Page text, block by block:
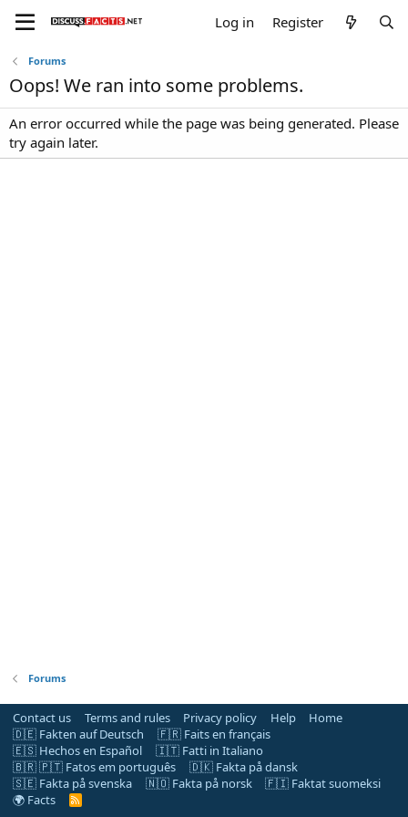
Log in Register
Forums
Oops! We ran into some problems.
An error occurred while the page was being generated. Please
try again later.
Forums
Contact us Terms and rules Privacy policy Help
Home
🇩🇪 Fakten auf Deutsch
🇫🇷 Faits en français
🇪🇸 Hechos en Español
🇮🇹 Fatti in Italiano
🇧🇷 🇵🇹 Fatos em português
🇩🇰 Fakta på dansk
🇸🇪 Fakta på svenska
🇳🇴 Fakta på norsk
🇫🇮 Faktat suomeksi
🌍 Facts
R